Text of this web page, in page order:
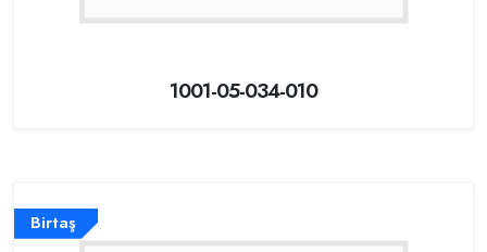
1001-05-034-010
Birtaş